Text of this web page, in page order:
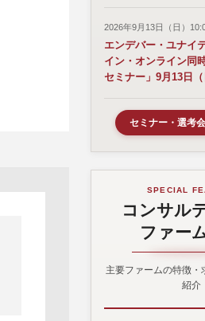
2026年9月13日（日）
エンデバー・ユナイ
イン・オンライン同
セミナー」9月13日
セミナー・選考
SPECIAL
コンサル
ファー
主要ファームの特徴・
紹介